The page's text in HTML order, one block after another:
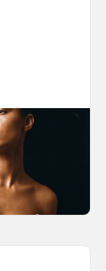
hands-on
Image
prove it.